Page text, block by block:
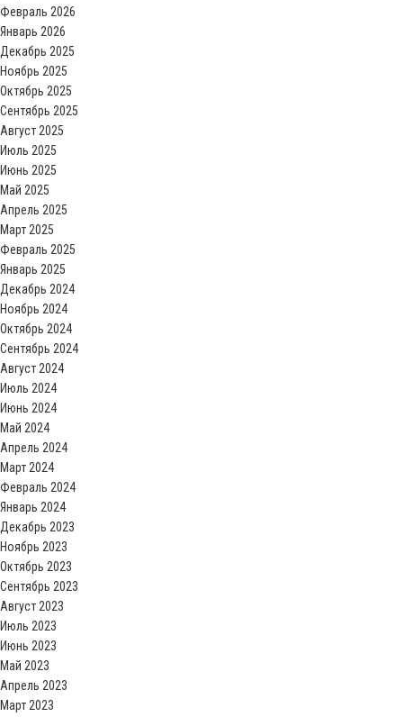
Февраль 2026
Январь 2026
Декабрь 2025
Ноябрь 2025
Октябрь 2025
Сентябрь 2025
Август 2025
Июль 2025
Июнь 2025
Май 2025
Апрель 2025
Март 2025
Февраль 2025
Январь 2025
Декабрь 2024
Ноябрь 2024
Октябрь 2024
Сентябрь 2024
Август 2024
Июль 2024
Июнь 2024
Май 2024
Апрель 2024
Март 2024
Февраль 2024
Январь 2024
Декабрь 2023
Ноябрь 2023
Октябрь 2023
Сентябрь 2023
Август 2023
Июль 2023
Июнь 2023
Май 2023
Апрель 2023
Март 2023